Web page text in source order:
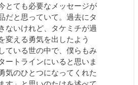
とても必要なメッセージが
だと思っていて。過去にタ
ないけれど、タケミチが過
変える勇気を出したよう
ている世の中で、僕らもみ
ートラインにいると思いま
気のひとつになってくれた